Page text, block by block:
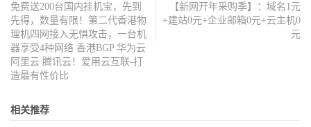
免费送200台国内挂机宝，先到
先得，数量有限！第二代香港物
理机四网接入无惧攻击，一台机
器享受4种网络 香港BGP 华为云
阿里云 腾讯云！爱用云互联-打
造最有性价比
【新网开年采购季】：域名1元
+建站0元+企业邮箱0元+云主机0
元
相关推荐